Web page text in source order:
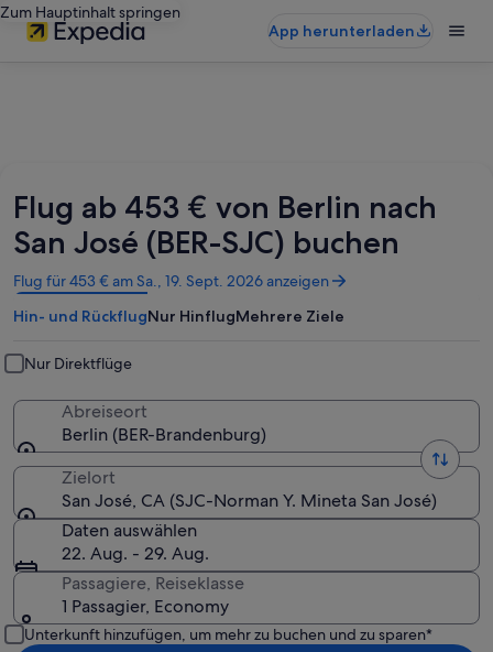
Zum Hauptinhalt springen
App herunterladen
Flug ab 453 € von Berlin nach
San José (BER-SJC) buchen
Flug für 453 € am Sa., 19. Sept. 2026 anzeigen
Wird
in
einem
Fenster
geöffnet
Hin- und RückflugNur HinflugMehrere Ziele
Nur Direktflüge
Abreiseort
Berlin (BER-Brandenburg)
Zielort
San José, CA (SJC-Norman Y. Mineta San José)
Daten auswählen
22. Aug. - 29. Aug.
Passagiere, Reiseklasse
1 Passagier, Economy
Unterkunft hinzufügen, um mehr zu buchen und zu sparen*